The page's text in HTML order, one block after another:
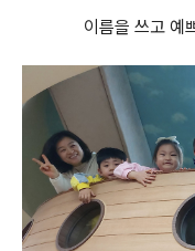
이름을 쓰고 예